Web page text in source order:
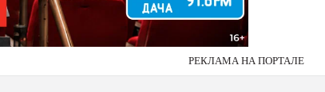
РЕКЛАМА НА ПОРТАЛЕ